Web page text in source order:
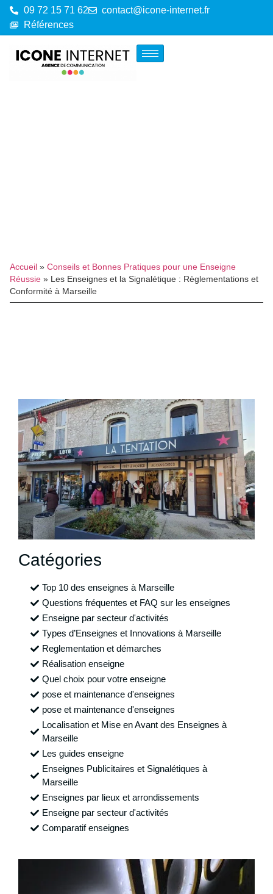
09 72 15 71 62
contact@icone-internet.fr
Références
Accueil » Conseils et Bonnes Pratiques pour une Enseigne
Réussie » Les Enseignes et la Signalétique : Règlementations et
Conformité à Marseille
Catégories
Top 10 des enseignes à Marseille
Questions fréquentes et FAQ sur les enseignes
Enseigne par secteur d'activités
Types d’Enseignes et Innovations à Marseille
Reglementation et démarches
Réalisation enseigne
Quel choix pour votre enseigne
pose et maintenance d'enseignes
pose et maintenance d'enseignes
Localisation et Mise en Avant des Enseignes à
Marseille
Les guides enseigne
Enseignes Publicitaires et Signalétiques à
Marseille
Enseignes par lieux et arrondissements
Enseigne par secteur d'activités
Comparatif enseignes